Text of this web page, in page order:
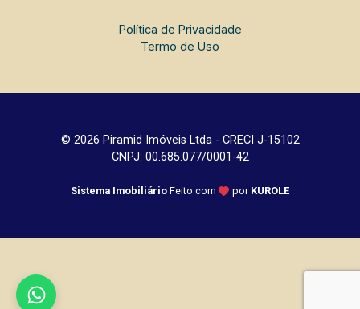
Política de Privacidade
Termo de Uso
© 2026 Piramid Imóveis Ltda - CRECI J-15102
CNPJ: 00.685.077/0001-42
Sistema Imobiliário Feito com por KUROLE